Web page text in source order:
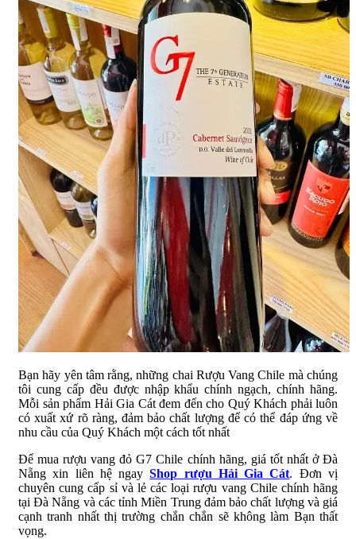
Bạn hãy yên tâm rằng, những chai Rượu Vang Chile mà chúng
tôi cung cấp đều được nhập khẩu chính ngạch, chính hãng.
Mỗi sản phẩm Hải Gia Cát đem đến cho Quý Khách phải luôn
có xuất xứ rõ ràng, đảm bảo chất lượng để có thể đáp ứng về
nhu cầu của Quý Khách một cách tốt nhất
Để mua rượu vang đỏ G7 Chile chính hãng, giá tốt nhất ở Đà
Nẵng xin liên hệ ngayShop rượu Hải Gia Cát. Đơn vị
chuyên cung cấp sỉ và lẻ các loại rượu vang Chile chính hãng
tại Đà Nẵng và các tỉnh Miền Trung đảm bảo chất lượng và giá
cạnh tranh nhất thị trường chắn chắn sẽ không làm Bạn thất
vọng.